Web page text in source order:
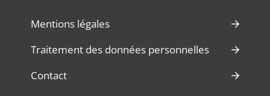
Mentions légales
Traitement des données personnelles
Contact